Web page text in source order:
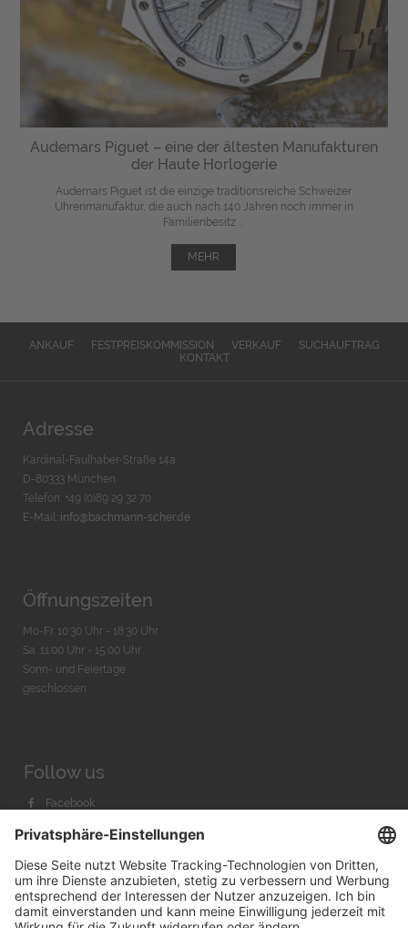
Audemars Piguet – eine der ältesten Manufakturen
der Haute Horlogerie
Audemars Piguet ist die einzige traditionsreiche Schweizer
Uhrenmanufaktur, die auch nach 140 Jahren noch immer in
Familienbesitz ...
MEHR
ANKAUF FESTPREISKOMMISSION VERKAUF
SUCHAUFTRAG
KONTAKT
Adresse
Kardinal-Faulhaber-Straße 14a
D-80333 München
Telefon: +49 (0)89 29 32 70
E-Mail: info@bachmann-scher.de
Öffnungszeiten
Mo-Fr. 10:30 Uhr - 18:30 Uhr
Sa. 11:00 Uhr - 15.00 Uhr
Sonn- und Feiertage
geschlossen
Follow us
Facebook
Youtube